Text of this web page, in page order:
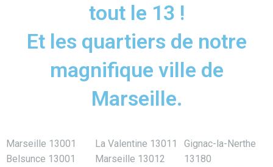
tout le 13 !
Et les quartiers de notre
magnifique ville de
Marseille.
Marseille 13001
Belsunce 13001
La Valentine 13011
Marseille 13012
Gignac-la-Nerthe
13180